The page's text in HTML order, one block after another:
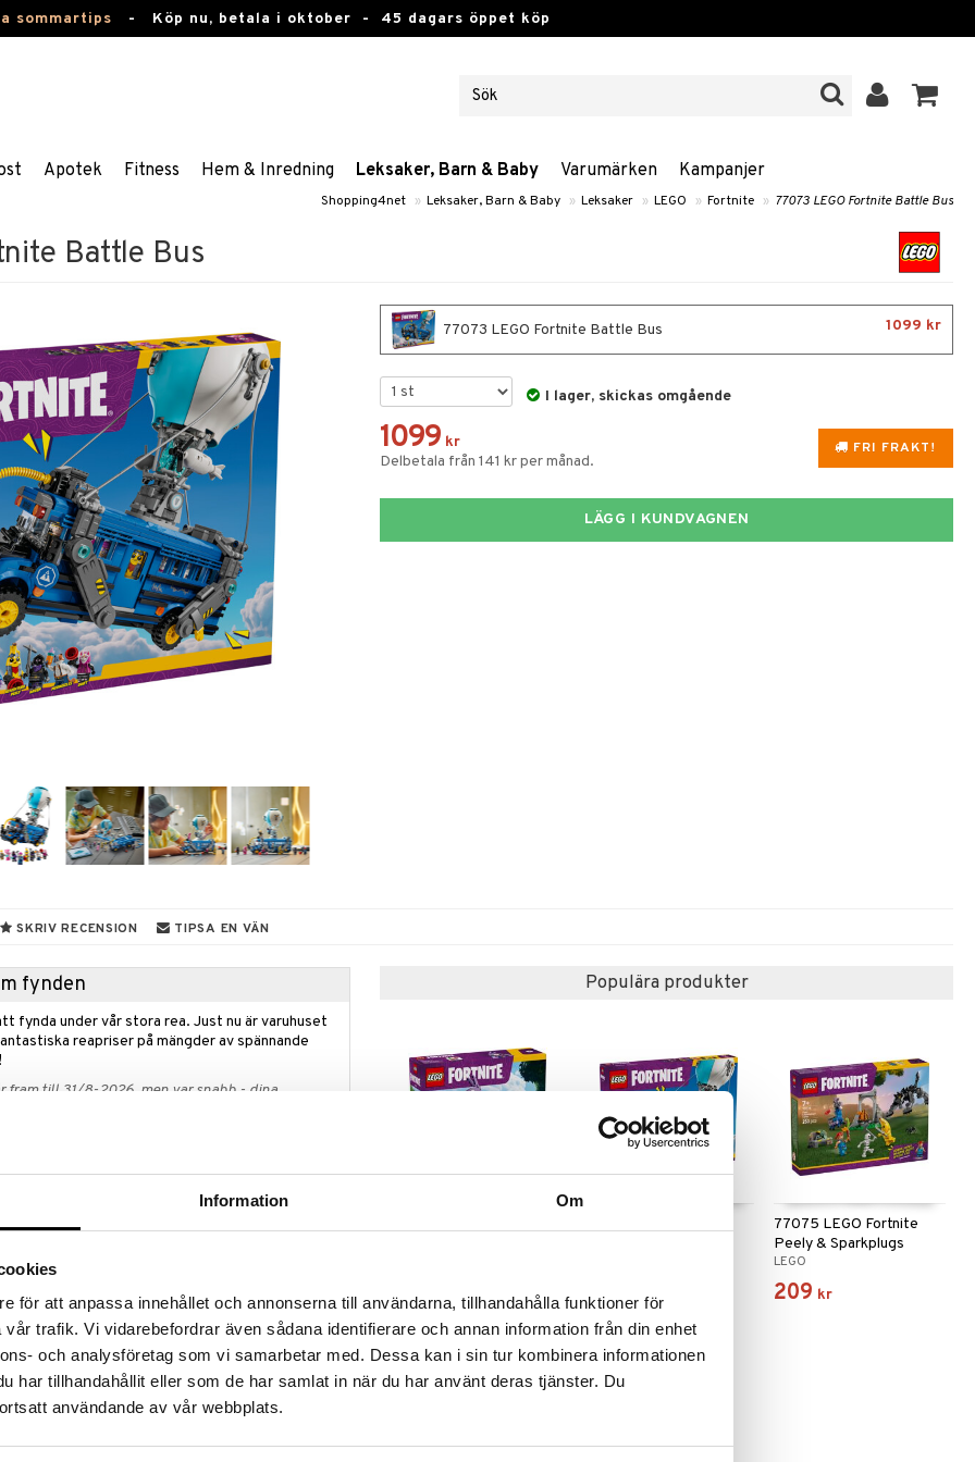
Information Om
för att anpassa innehållet och annonserna till användarna, tillhandahålla funktioner för
trafik. Vi vidarebefordrar även sådana identifierare och annan information från din enhet
och analysföretag som vi samarbetar med. Dessa kan i sin tur kombinera informationen
har tillhandahållit eller som de har samlat in när du har använt deras tjänster. Du
användande av vår webbplats.
sommartips - Köp nu, betala i oktober - 45 dagars öppet köp
Apotek Fitness Hem & Inredning Leksaker, Barn & Baby Varumärken Kampanjer
Shopping4net » Leksaker, Barn & Baby » Leksaker » LEGO » Fortnite » 77073 LEGO Fortnite Battle Bus
Battle Bus
77073 LEGO Fortnite Battle Bus 1099 kr
I lager, skickas omgående
FRI FRAKT!
1099 kr
Delbetala från 141 kr per månad.
LÄGG I KUNDVAGNEN
SKRIV RECENSION TIPSA EN VÄN
fynden
fynda under vår stora rea. Just nu är varuhuset
reapriser på mängder av spännande
fram till 31/8-2026, men var snabb - dina
LEGO Fortnite Battle Bus (77073).
dataspelet och låter spelare skapa ett coolt
i den spännande LEGO Fortnite världen när de
och avtagbart tak, och den välbekanta
När bussen är färdigbyggd kan de upptäcka
Juice, en Grappler, Pickaxes och Slap Juice,
från Fortnite. Sätt dem inuti bussen och väck
blir den en grym LEGO prydnad som de
Fortnite, som kommer att tillbringa timmar med
Populära produkter
469 1099 kr
77075 LEGO Fortnite
Peely & Sparkplugs
Läger
LEGO
209 kr